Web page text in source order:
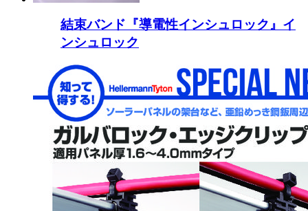
結束バンド『導電性インシュロック』イ
ンシュロック